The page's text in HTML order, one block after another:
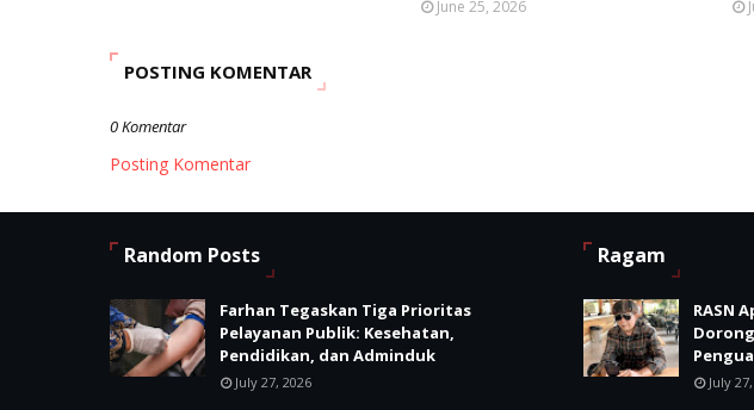
June 25, 2026
POSTING KOMENTAR
0 Komentar
Posting Komentar
Random Posts
Farhan Tegaskan Tiga Prioritas
Pelayanan Publik: Kesehatan,
Pendidikan, dan Adminduk
July 27, 2026
Ragam
RASN
July